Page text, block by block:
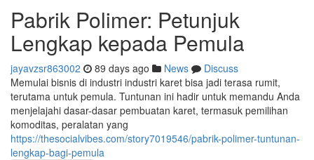
Pabrik Polimer: Petunjuk
Lengkap kepada Pemula
jayavzsr863002 89 days ago News
Discuss
Memulai bisnis di industri industri karet bisa jadi terasa rumit,
terutama untuk pemula. Tuntunan ini hadir untuk memandu Anda
menjelajahi dasar-dasar pembuatan karet, termasuk pemilihan
komoditas, peralatan yang
https://thesocialvibes.com/story7019546/pabrik-polimer-tuntunan-
lengkap-bagi-pemula